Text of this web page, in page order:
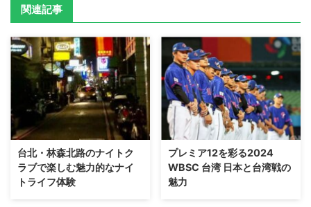
関連記事
台北・林森北路のナイトク
ラブで楽しむ魅力的なナイ
トライフ体験
プレミア12を彩る2024
WBSC 台湾 日本と台湾戦の
魅力